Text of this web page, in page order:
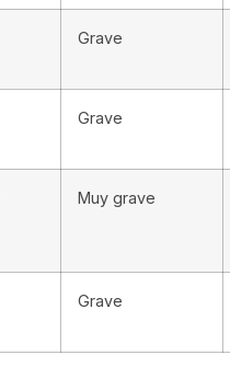
Grave
Grave
Muy grave
Grave